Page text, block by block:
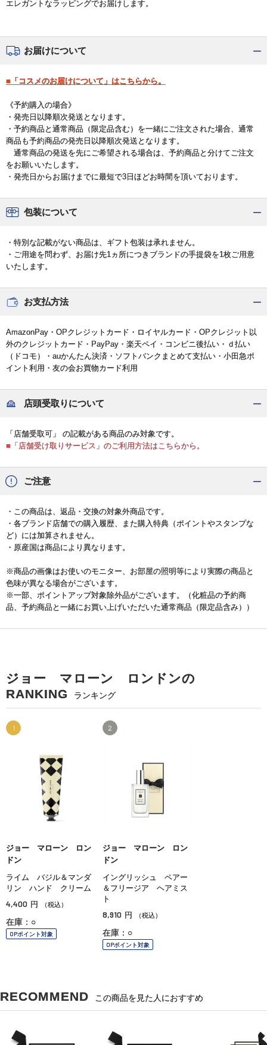
エレガントなラッピングでお届けします。
お届けについて
■「コスメのお届けについて」はこちらから。
《予約購入の場合》
・発売日以降順次発送となります。
・予約商品と通常商品（限定品含む）を一緒にご注文された場合、通常
商品も予約商品の発売日以降順次発送となります。
通常商品の発送を先にご希望される場合は、予約商品と分けてご注文
をお願いいたします。
・発売日からお届けまでに最短で3日ほどお時間を頂いております。
包装について
・特別な記載がない商品は、ギフト包装は承れません。
・ご用途を問わず、お届け先1ヵ所につきブランドの手提袋を1枚ご用意
いたします。
お支払方法
AmazonPay・OPクレジットカード・ロイヤルカード・OPクレジット以
外のクレジットカード・PayPay・楽天ペイ・コンビニ後払い・ｄ払い
（ドコモ）・auかんたん決済・ソフトバンクまとめて支払い・小田急ポ
イント利用・友の会お買物カード利用
店頭受取りについて
「店舗受取可」 の記載がある商品のみ対象です。
■「店舗受け取りサービス」のご利用方法はこちらから。
ご注意
・この商品は、返品・交換の対象外商品です。
・各ブランド店舗での購入履歴、また購入特典（ポイントやスタンプな
ど）には加算されません。
・原産国は商品により異なります。
※商品の画像はお使いのモニター、お部屋の照明等により実際の商品と
色味が異なる場合がございます。
※一部、ポイントアップ対象除外品がございます。（化粧品の予約商
品、予約商品と一緒にお買い上げいただいた通常商品（限定品含み））
ジョー マローン ロンドンの
RANKING
ランキング
1
ジョー マローン ロン
ドン
ライム バジル＆マンダ
リン ハンド クリーム
4,400 円 （税込）
在庫：○
OPポイント対象
2
ジョー マローン ロン
ドン
イングリッシュ ペアー
＆フリージア ヘアミス
ト
8,910 円 （税込）
在庫：○
OPポイント対象
RECOMMEND この商品を見た人におすすめ